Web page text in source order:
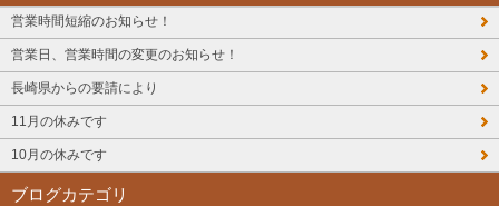
営業時間短縮のお知らせ！
営業日、営業時間の変更のお知らせ！
長崎県からの要請により
11月の休みです
10月の休みです
ブログカテゴリ